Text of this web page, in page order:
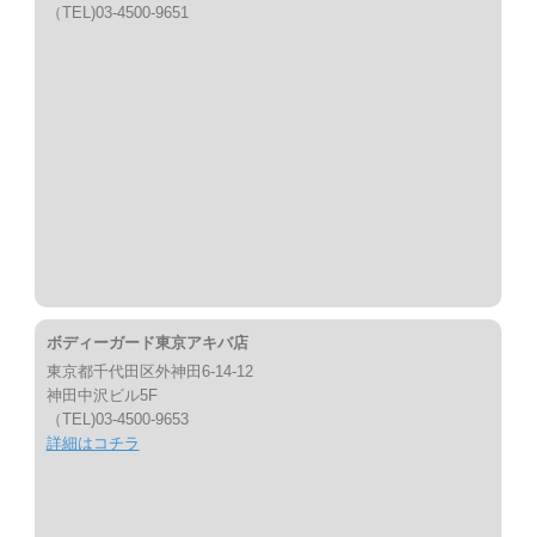
（TEL)03-4500-9651
ボディーガード東京アキバ店
東京都千代田区外神田6-14-12
神田中沢ビル5F
（TEL)03-4500-9653
詳細はコチラ